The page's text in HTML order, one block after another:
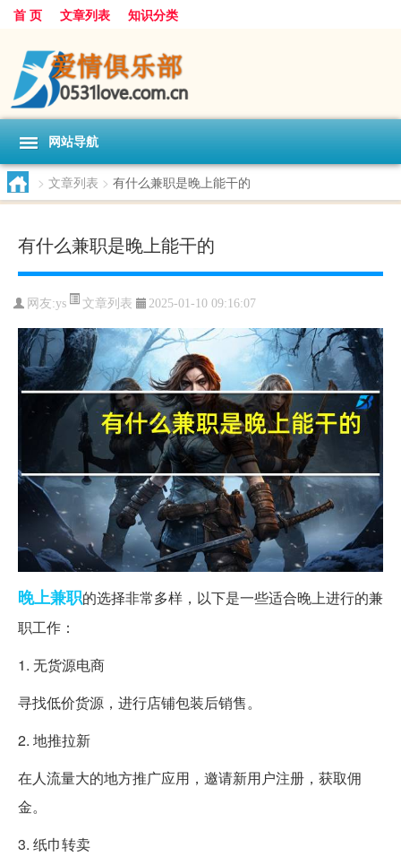
首 页 文章列表 知识分类
网站导航
> 文章列表 > 有什么兼职是晚上能干的
有什么兼职是晚上能干的
网友:ys 文章列表 2025-01-10 09:16:07
晚上兼职的选择非常多样，以下是一些适合晚上进行的兼
职工作：
1. 无货源电商
寻找低价货源，进行店铺包装后销售。
2. 地推拉新
在人流量大的地方推广应用，邀请新用户注册，获取佣
金。
3. 纸巾转卖